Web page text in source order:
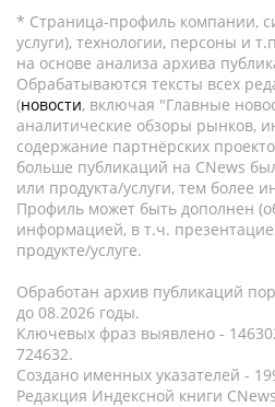
* Страница-профиль компании,
услуги), технологии, персоны и
на основе анализа архива
Обрабатываются тексты всех
(новости, включая "Главные
аналитические обзоры рынков,
содержание партнёрских
больше публикаций на CNews
или продукта/услуги, тем более
Профиль может быть дополнен
информацией, в т.ч.
продукте/услуге.
Обработан архив публикаций
до 08.2026 годы.
Ключевых фраз выявлено -
724632.
Создано именных указателей -
Редакция Индексной книги